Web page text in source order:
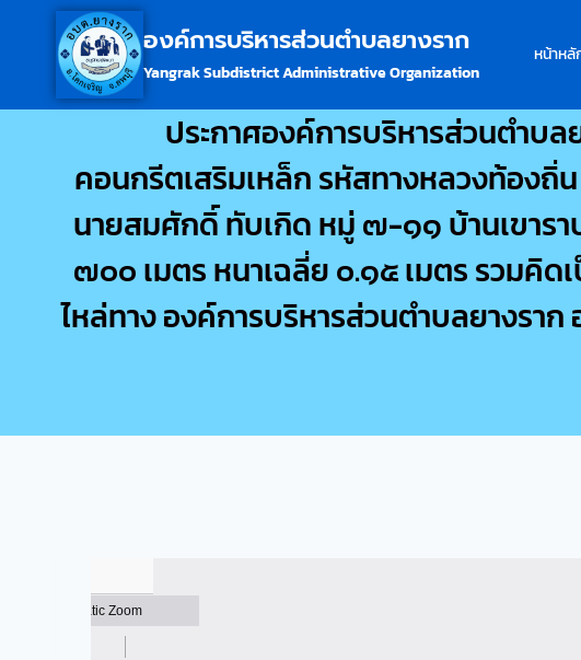
องค์การบริหารส่วนตำบลยางราก
Yangrak Subdistrict Administrative Organization
หน้าหลั
ประกาศองค์การบริหารส่วนตำบล
คอนกรีตเสริมเหล็ก รหัสทางหลวงท้อง
นายสมศักดิ์ ทับเกิด หมู่ ๗-๑๑ บ้านเขารา
๗๐๐ เมตร หนาเฉลี่ย ๐.๑๕ เมตร รวมคิ
ไหล่ทาง องค์การบริหารส่วนตำบลยางรา